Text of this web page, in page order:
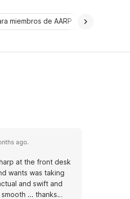
miembros de AARP
ago.
at the front desk
and swift and
... thanks